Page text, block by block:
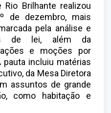
Rio Brilhante realizou
de dezembro, mais
pela análise e
de lei, além da
e moções por
pauta incluiu matérias
da Mesa Diretora
assuntos de grande
como habitação e